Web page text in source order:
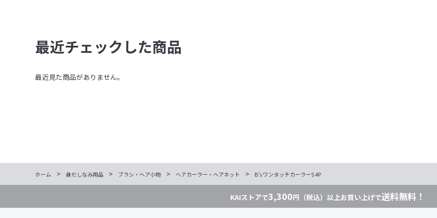
最近チェックした商品
最近見た商品がありません。
ホーム > 身だしなみ用品 > ブラシ・ヘア小物 > ヘアカーラー・ヘアネット > B’s ワンタッチカーラーS 4P
KAIストアで3,300円（税込）以上お買い上げで送料無料！